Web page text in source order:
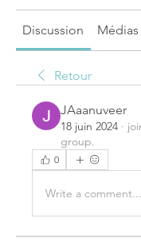
Discussion Médias
Retour
JAaanuveer
18 juin 2024 ·
group.
0
Write a comment...